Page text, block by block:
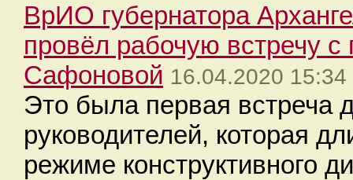
ВрИО губернатора
провёл рабочую встречу
Сафоновой 16.04.2020 15:34
Это была первая встреча
руководителей, которая
режиме конструктивного